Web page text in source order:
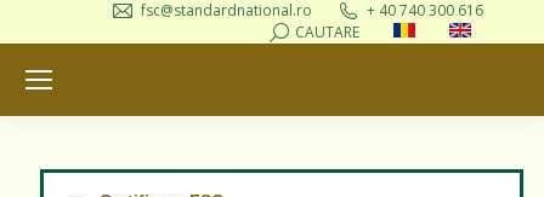
fsc@standardnational.ro
+ 40 740 300 616
Search:CAUTARE